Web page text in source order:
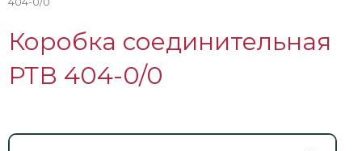
Коробка соединительная
РТВ 404-0/0